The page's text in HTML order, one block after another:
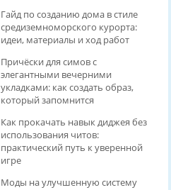
Гайд по созданию дома в стиле
средиземноморского курорта:
идеи, материалы и ход работ
Причёски для симов с
элегантными вечерними
укладками: как создать образ,
который запомнится
Как прокачать навык диджея без
использования читов:
практический путь к уверенной
игре
Моды на улучшенную систему